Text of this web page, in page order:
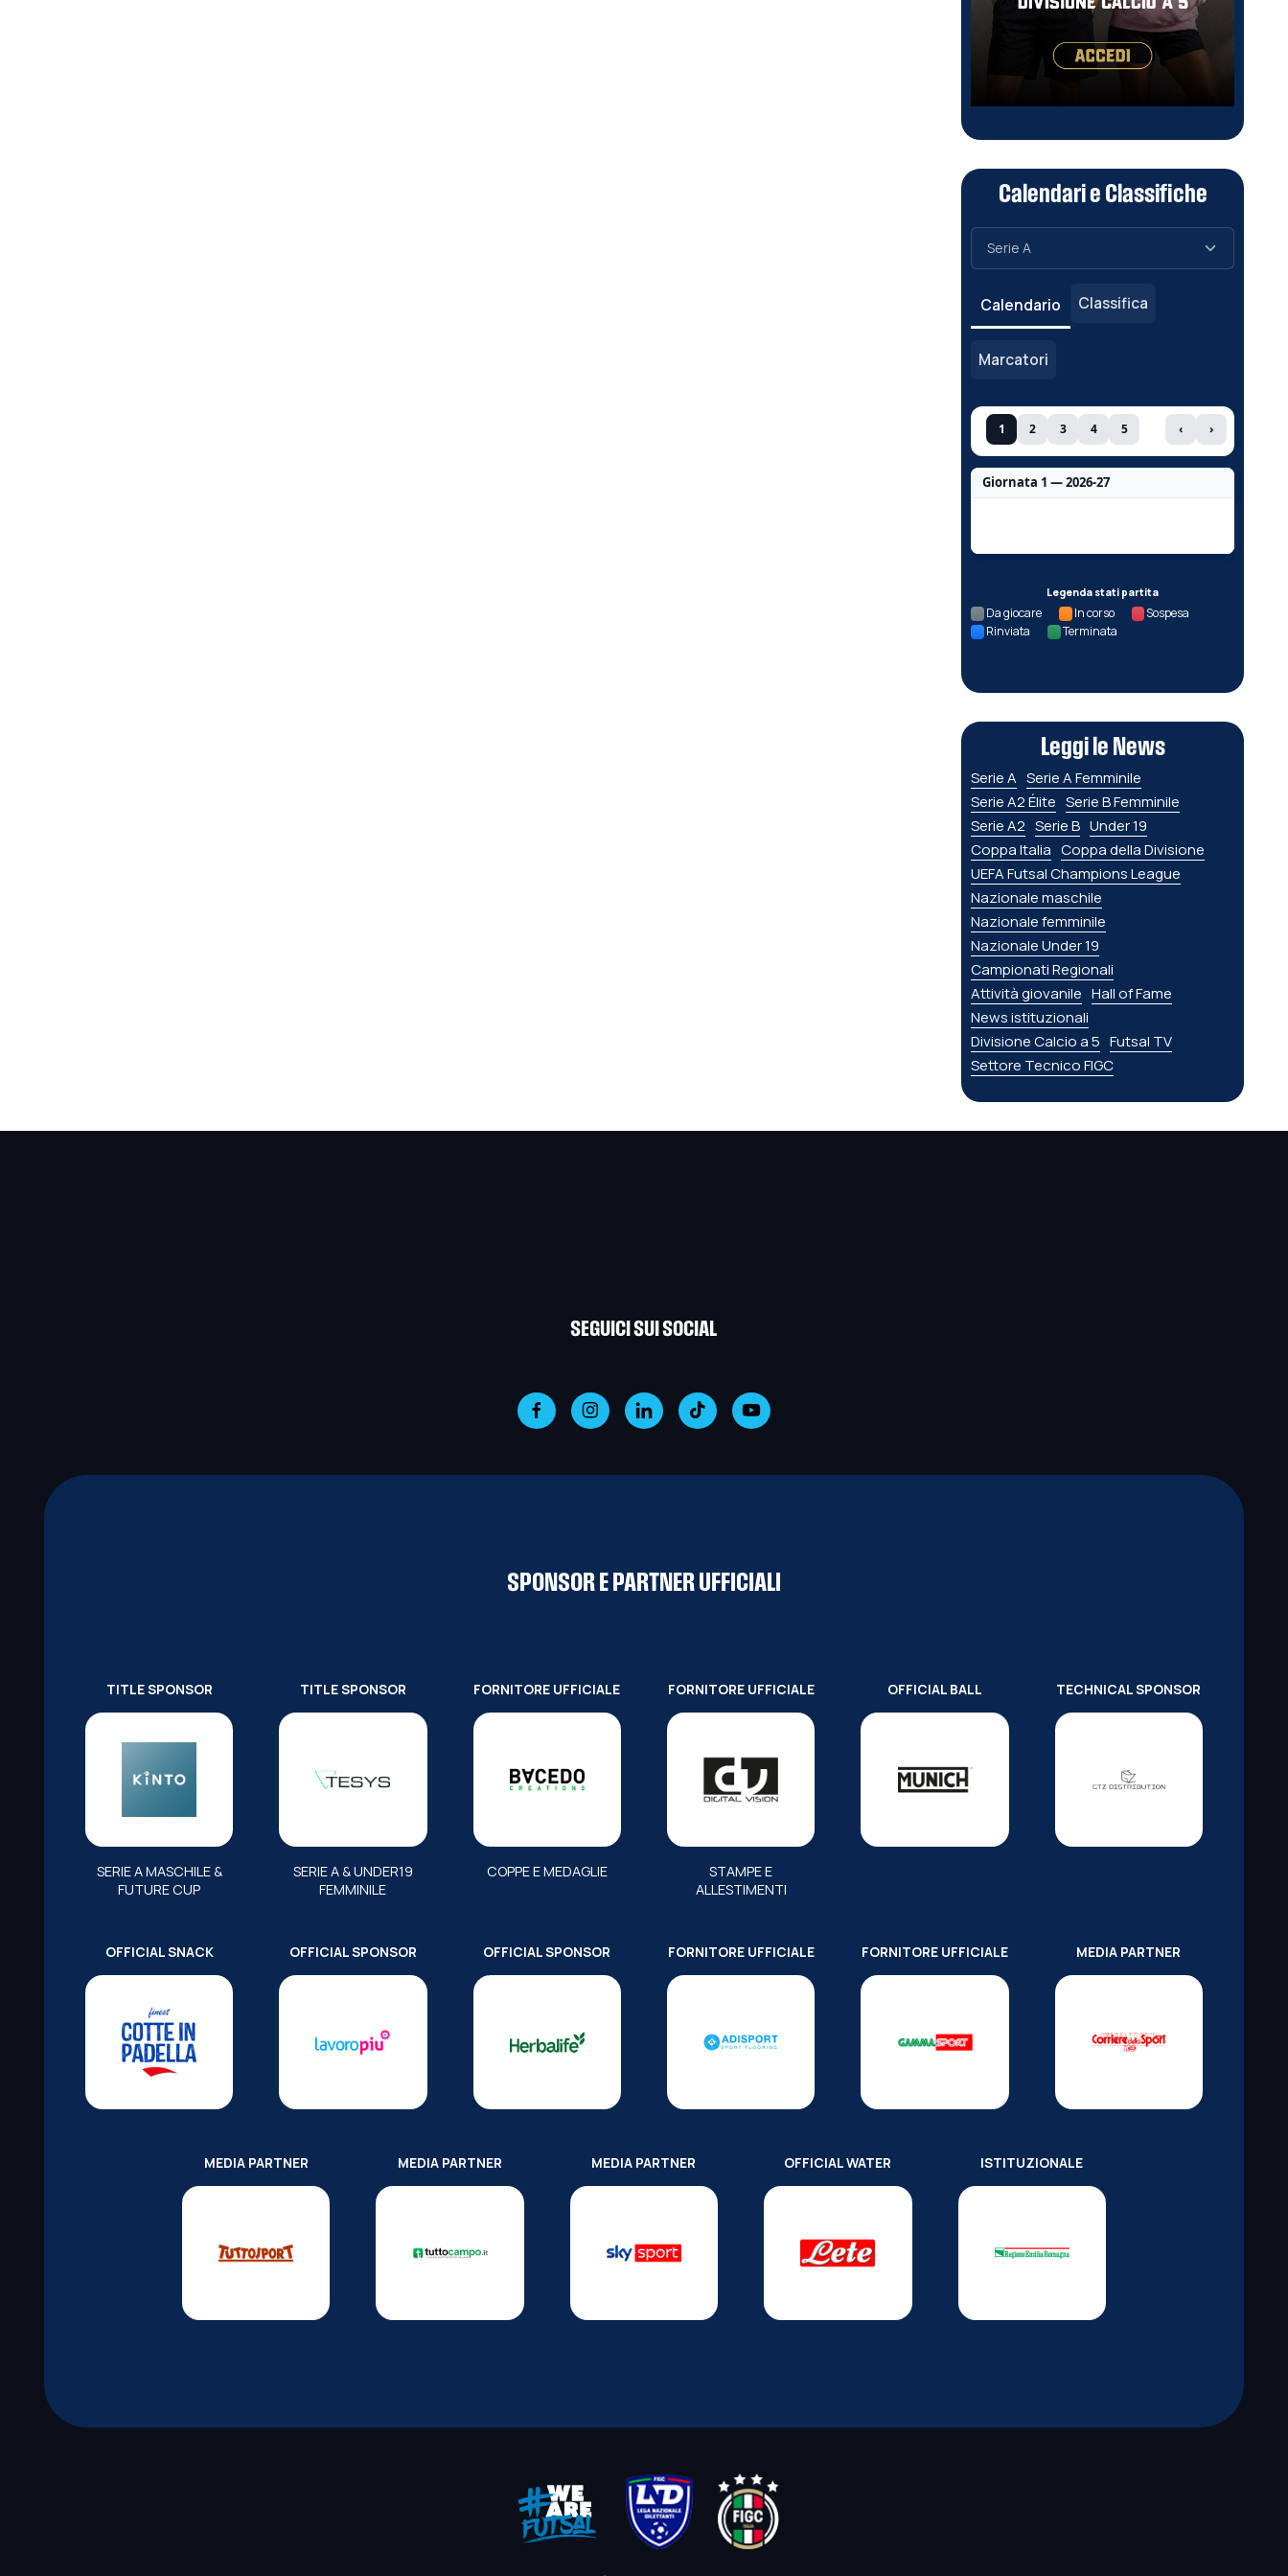
Calendari e Classifiche
Calendario Classifica
Marcatori
1 2 3 4 5 ‹ ›
Giornata 1 — 2026-27
Legenda stati partita
Da giocare In corso
Sospesa
Rinviata
Terminata
Leggi le News
Serie A Serie A Femminile
Serie A2 Élite Serie B Femminile
Serie A2 Serie B Under 19
Coppa Italia Coppa della Divisione
UEFA Futsal Champions League
Nazionale maschile
Nazionale femminile
Nazionale Under 19
Campionati Regionali
Attività giovanile Hall of Fame
News istituzionali
Divisione Calcio a 5 Futsal TV
Settore Tecnico FIGC
SEGUICI SUI SOCIAL
SPONSOR E PARTNER UFFICIALI
TITLE SPONSOR
SERIE A MASCHILE &
FUTURE CUP
TITLE SPONSOR
SERIE A & UNDER19
FEMMINILE
FORNITORE UFFICIALE
COPPE E MEDAGLIE
FORNITORE UFFICIALE
STAMPE E
ALLESTIMENTI
OFFICIAL BALL TECHNICAL SPONSOR
OFFICIAL SNACK OFFICIAL SPONSOR OFFICIAL SPONSOR FORNITORE UFFICIALE FORNITORE UFFICIALE MEDIA PARTNER
MEDIA PARTNER MEDIA PARTNER MEDIA PARTNER OFFICIAL WATER ISTITUZIONALE